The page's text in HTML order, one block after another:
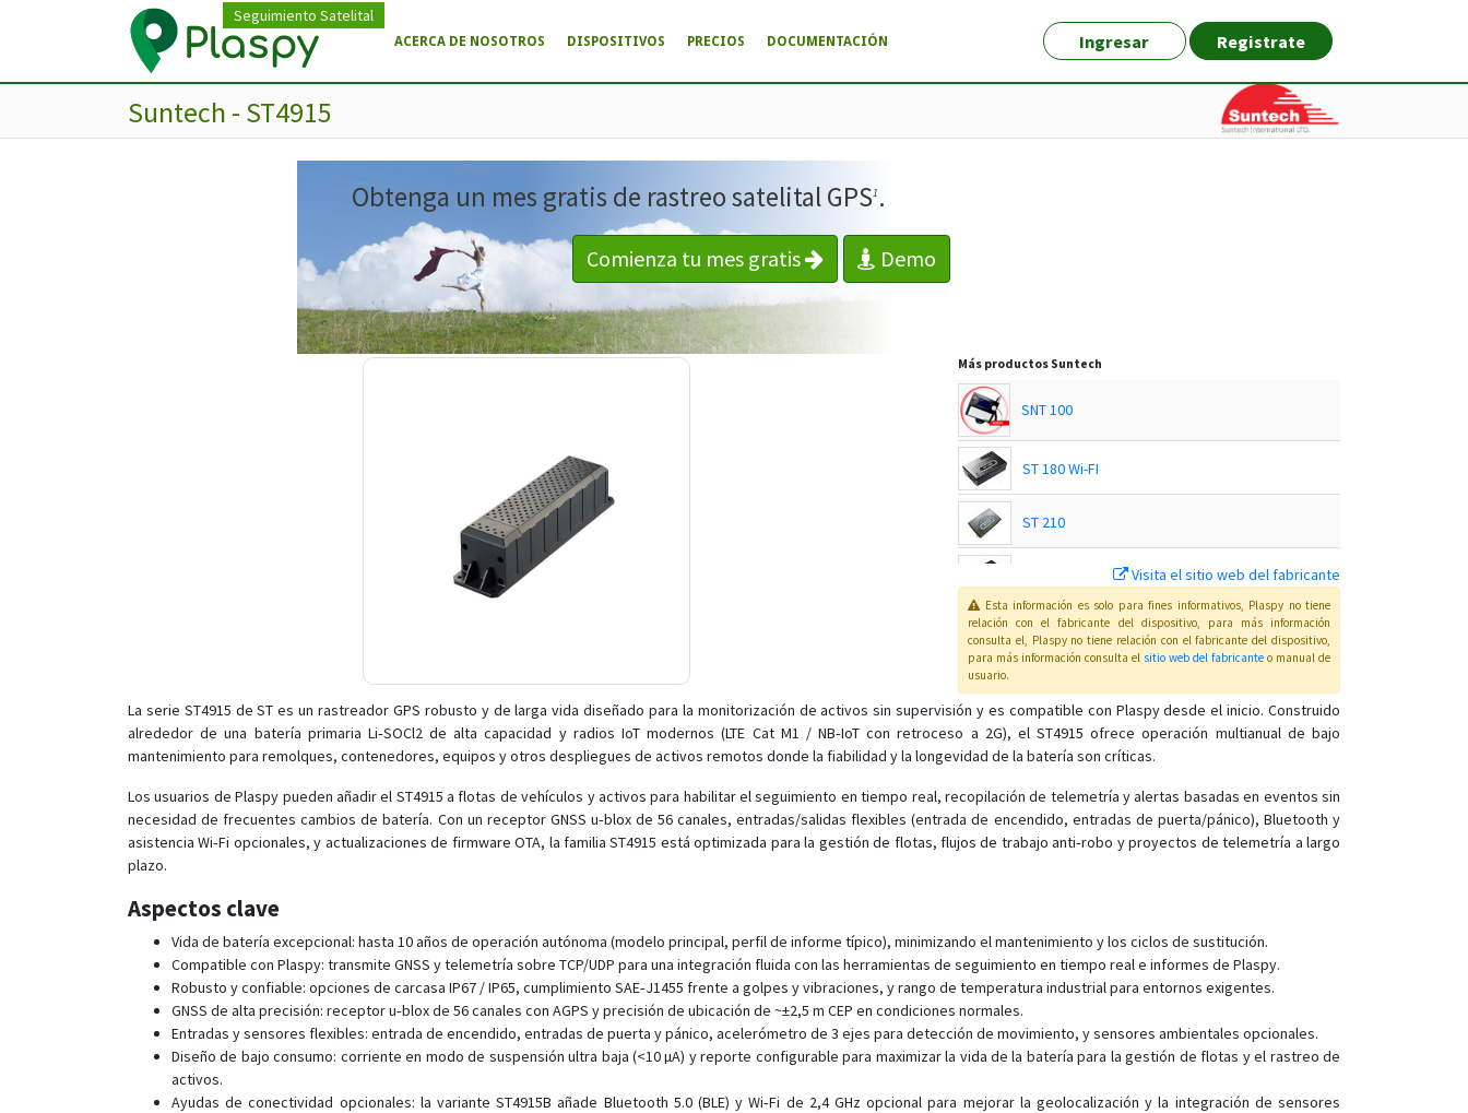
Seguimiento Satelital
Ingresar Registrate
ACERCA DE NOSOTROS DISPOSITIVOS PRECIOS DOCUMENTACIÓN
Suntech - ST4915
Obtenga un mes gratis de rastreo satelital GPS1 .
Comienza tu mes gratis Demo
Más productos Suntech
SNT 100
ST 180 Wi-FI
ST 210
ST 215C
ST 240
ST 300
ST 300A
ST 300H
ST 330
ST 340
ST 340LC
ST 600R
ST 910
Visita el sitio web del fabricante
Esta información es solo para fines informativos, Plaspy no tiene
relación con el fabricante del dispositivo, para más información
consulta el, Plaspy no tiene relación con el fabricante del dispositivo,
para más información consulta el sitio web del fabricante o manual de
usuario.
La serie ST4915 de ST es un rastreador GPS robusto y de larga vida diseñado para la monitorización de activos sin supervisión y es compatible con Plaspy desde el inicio. Construido
alrededor de una batería primaria Li‑SOCl2 de alta capacidad y radios IoT modernos (LTE Cat M1 / NB‑IoT con retroceso a 2G), el ST4915 ofrece operación multianual de bajo
mantenimiento para remolques, contenedores, equipos y otros despliegues de activos remotos donde la fiabilidad y la longevidad de la batería son críticas.
Los usuarios de Plaspy pueden añadir el ST4915 a flotas de vehículos y activos para habilitar el seguimiento en tiempo real, recopilación de telemetría y alertas basadas en eventos sin
necesidad de frecuentes cambios de batería. Con un receptor GNSS u‑blox de 56 canales, entradas/salidas flexibles (entrada de encendido, entradas de puerta/pánico), Bluetooth y
asistencia Wi‑Fi opcionales, y actualizaciones de firmware OTA, la familia ST4915 está optimizada para la gestión de flotas, flujos de trabajo anti‑robo y proyectos de telemetría a largo
plazo.
Aspectos clave
Vida de batería excepcional: hasta 10 años de operación autónoma (modelo principal, perfil de informe típico), minimizando el mantenimiento y los ciclos de sustitución.
Compatible con Plaspy: transmite GNSS y telemetría sobre TCP/UDP para una integración fluida con las herramientas de seguimiento en tiempo real e informes de Plaspy.
Robusto y confiable: opciones de carcasa IP67 / IP65, cumplimiento SAE‑J1455 frente a golpes y vibraciones, y rango de temperatura industrial para entornos exigentes.
GNSS de alta precisión: receptor u‑blox de 56 canales con AGPS y precisión de ubicación de ~±2,5 m CEP en condiciones normales.
Entradas y sensores flexibles: entrada de encendido, entradas de puerta y pánico, acelerómetro de 3 ejes para detección de movimiento, y sensores ambientales opcionales.
Diseño de bajo consumo: corriente en modo de suspensión ultra baja (<10 µA) y reporte configurable para maximizar la vida de la batería para la gestión de flotas y el rastreo de
activos.
Ayudas de conectividad opcionales: la variante ST4915B añade Bluetooth 5.0 (BLE) y Wi‑Fi de 2,4 GHz opcional para mejorar la geolocalización y la integración de sensores